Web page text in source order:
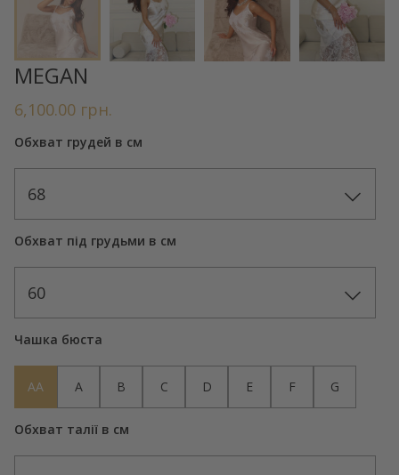
MEGAN
6,100.00 грн.
Обхват грудей в см
68
Обхват під грудьми в см
60
Чашка бюста
AA A B C D E F G
Обхват талії в см